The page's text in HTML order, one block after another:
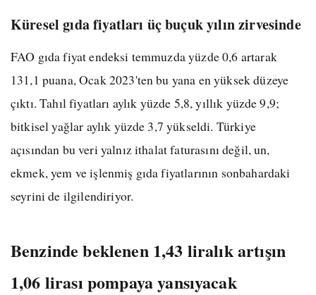
Küresel gıda fiyatları üç buçuk yılın zirvesinde
FAO gıda fiyat endeksi temmuzda yüzde 0,6 artarak
131,1 puana, Ocak 2023'ten bu yana en yüksek düzeye
çıktı. Tahıl fiyatları aylık yüzde 5,8, yıllık yüzde 9,9;
bitkisel yağlar aylık yüzde 3,7 yükseldi. Türkiye
açısından bu veri yalnız ithalat faturasını değil, un,
ekmek, yem ve işlenmiş gıda fiyatlarının sonbahardaki
seyrini de ilgilendiriyor.
Benzinde beklenen 1,43 liralık artışın
1,06 lirası pompaya yansıyacak